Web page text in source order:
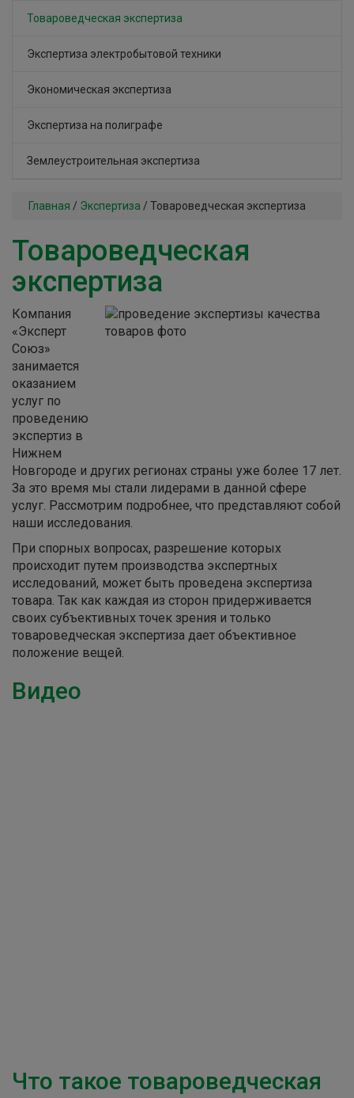
Товароведческая экспертиза
Экспертиза электробытовой техники
Экономическая экспертиза
Экспертиза на полиграфе
Землеустроительная экспертиза
Главная / Экспертиза / Товароведческая экспертиза
Товароведческая
экспертиза
Компания
«Эксперт
Союз»
занимается
оказанием
услуг по
проведению
экспертиз в
Нижнем
Новгороде и других регионах страны уже более 17 лет.
За это время мы стали лидерами в данной сфере
услуг. Рассмотрим подробнее, что представляют собой
наши исследования.
При спорных вопросах, разрешение которых
происходит путем производства экспертных
исследований, может быть проведена экспертиза
товара. Так как каждая из сторон придерживается
своих субъективных точек зрения и только
товароведческая экспертиза дает объективное
положение вещей.
Видео
Что такое товароведческая